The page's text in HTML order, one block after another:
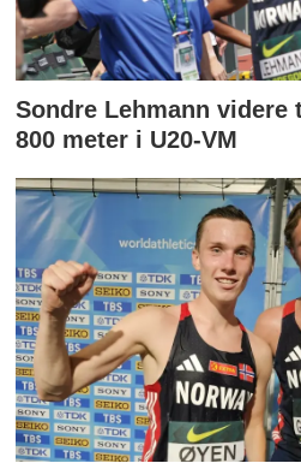
Sondre Lehmann
800 meter i U20-VM